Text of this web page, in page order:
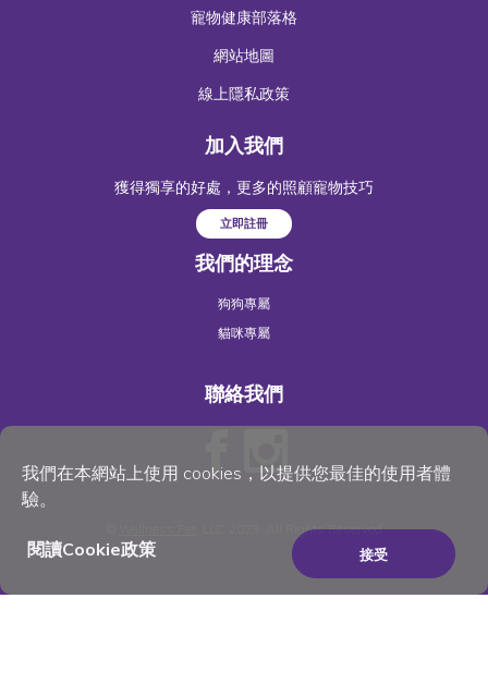
我們在本網站上使用 cookies，以提供您最佳的使用者體
驗。
閱讀Cookie政策 接受
寵物健康部落格
網站地圖
線上隱私政策
加入我們
獲得獨享的好處，更多的照顧寵物技巧
立即註冊
我們的理念
狗狗專屬
貓咪專屬
聯絡我們
, LLC 2023. All Rights Reserved